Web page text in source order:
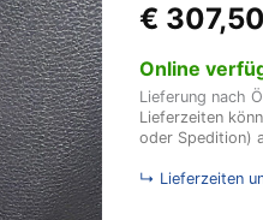
€ 307,50
Online
Lieferung nach
Lieferzeiten
oder Spedition)
↳ Lieferzeiten
f.
Sprinter
ab
2018
und